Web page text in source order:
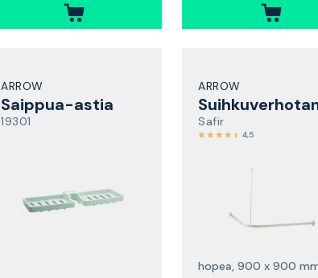
ARROW
Saippua-astia
19301
ARROW
Safir
4,5